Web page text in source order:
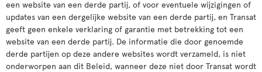
een website van een derde partij, of voor eventuele wijzigingen of
updates van een dergelijke website van een derde partij, en Transat
geeft geen enkele verklaring of garantie met betrekking tot een
website van een derde partij. De informatie die door genoemde
derde partijen op deze andere websites wordt verzameld, is niet
onderworpen aan dit Beleid, wanneer deze niet door Transat wordt